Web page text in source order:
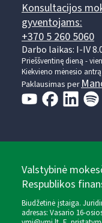
Konsultacijos
gyventojams:
+370 5 260 5060
Darbo laikas: I-IV
Prieššventinę dieną -
Kiekvieno mėnesio
Paklausimas per
Valstybinė
Respublikos
Biudžetinė įstaiga.
adresas: Vasario 16-